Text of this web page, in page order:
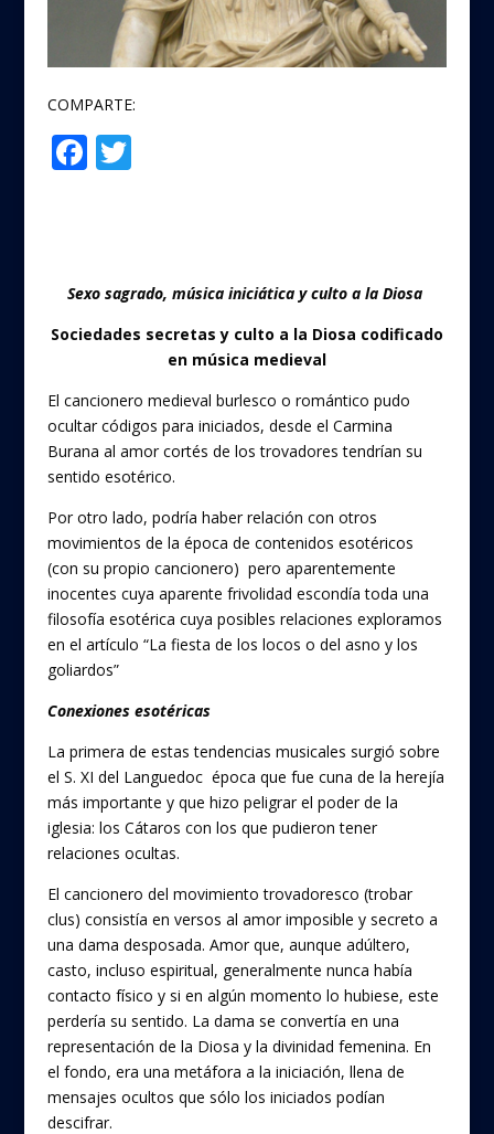
COMPARTE:
F
o
o
T
Sexo sagrado, música iniciática y culto a la Diosa
Sociedades secretas y culto a la Diosa codificado
en música medieval
El cancionero medieval burlesco o romántico pudo
ocultar códigos para iniciados, desde el Carmina
Burana al amor cortés de los trovadores tendrían su
sentido esotérico.
Por otro lado, podría haber relación con otros
movimientos de la época de contenidos esotéricos
(con su propio cancionero) pero aparentemente
inocentes cuya aparente frivolidad escondía toda una
filosofía esotérica cuya posibles relaciones exploramos
en el artículo “La fiesta de los locos o del asno y los
goliardos”
Conexiones esotéricas
La primera de estas tendencias musicales surgió sobre
el S. XI del Languedoc época que fue cuna de la herejía
más importante y que hizo peligrar el poder de la
iglesia: los Cátaros con los que pudieron tener
relaciones ocultas.
El cancionero del movimiento trovadoresco (trobar
clus) consistía en versos al amor imposible y secreto a
una dama desposada. Amor que, aunque adúltero,
casto, incluso espiritual, generalmente nunca había
contacto físico y si en algún momento lo hubiese, este
perdería su sentido. La dama se convertía en una
representación de la Diosa y la divinidad femenina. En
el fondo, era una metáfora a la iniciación, llena de
mensajes ocultos que sólo los iniciados podían
descifrar.